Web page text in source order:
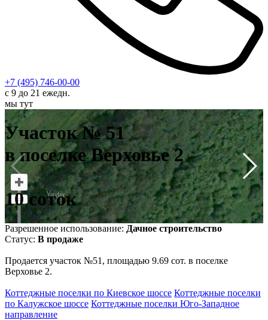
+7 (495) 746-00-00
с 9 до 21 ежедн.
мы тут
Участок № 51
в поселке Верховье 2
10 соток
Разрешенное использование: Дачное строительство
Статус: В продаже
Продается участок №51, площадью 9.69 сот. в поселке
Верховье 2.
Коттеджные поселки по Киевское шоссе Коттеджные поселки
по Калужское шоссе Коттеджные поселки Юго-Западное
направление